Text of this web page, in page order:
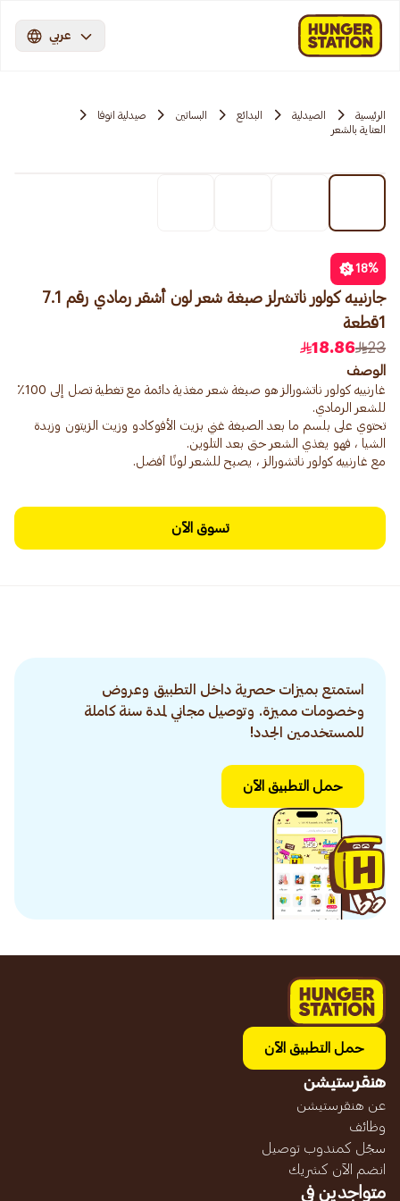
عربي
الرئيسية الصيدلية البدائع البساتين
صيدلية انوفا
العناية بالشعر
18%
جارنييه كولور ناتشرلز صبغة شعر لون أشقر رمادي رقم 7.1
1قطعة
23
18.86
الوصف
غارنييه كولور ناتشورالز هو صبغة شعر مغذية دائمة مع تغطية تصل إلى 100٪
تحتوي على بلسم ما بعد الصبغة غني بزيت الأفوكادو وزيت الزيتون وزبدة
مع غارنييه كولور ناتشورالز ، يصبح للشعر لونًا أفضل.
تسوق الآن
استمتع بميزات حصرية داخل التطبيق وعروض
وخصومات مميزة. وتوصيل مجاني لمدة سنة كاملة
للمستخدمين الجدد!
حمل التطبيق الآن
حمل التطبيق الآن
هنقرستيشن
عن هنقرستيشن
وظائف
سجّل كمندوب توصيل
انضم الآن كشريك
متواجدين في